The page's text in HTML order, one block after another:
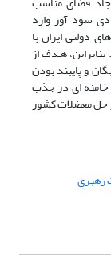
سود آور وارد
دولتی ایران با
هـدف از
و پایبند بودن
خامنه ای در جذب
حل معضلات کشور
رهبری